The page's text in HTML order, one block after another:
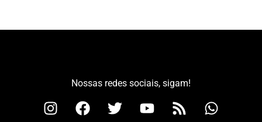
Nossas redes sociais, sigam!